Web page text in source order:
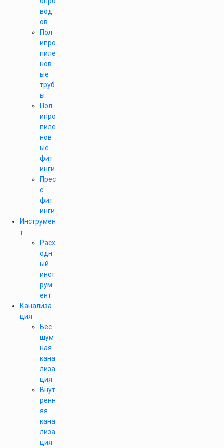
вод
ов
Пол
ипро
пиле
нов
ые
труб
ы
Пол
ипро
пиле
нов
ые
фит
инги
Прес
с
фит
инги
Инструмен
т
Расх
одн
ый
инст
рум
ент
Канализа
ция
Бес
шум
ная
кана
лиза
ция
Внут
ренн
яя
кана
лиза
ция